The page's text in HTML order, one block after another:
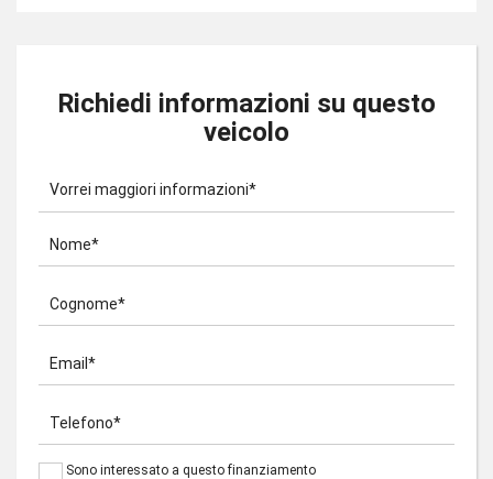
Richiedi informazioni su questo
veicolo
Vorrei maggiori informazioni*
Nome*
Cognome*
Email*
Telefono*
Sono interessato a questo finanziamento